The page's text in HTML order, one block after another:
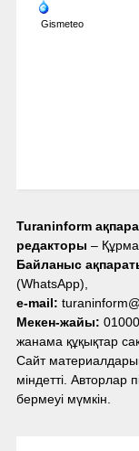
Gismeteo
Turaninform
редакторы –
Байланыс
(WhatsApp),
e-mail:
Мекен-жайы:
жанама құқықтар
Сайт
міндетті. Авторлар
бермеуі мүмкін.